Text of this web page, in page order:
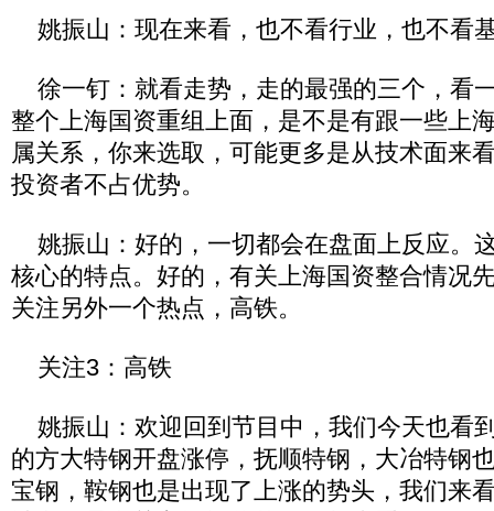
姚振山：现在来看，也不看行业，也不看
徐一钉：就看走势，走的最强的三个，看
整个上海国资重组上面，是不是有跟一些上
属关系，你来选取，可能更多是从技术面来
投资者不占优势。
姚振山：好的，一切都会在盘面上反应。
核心的特点。好的，有关上海国资整合情况
关注另外一个热点，高铁。
关注3：高铁
姚振山：欢迎回到节目中，我们今天也看
的方大特钢开盘涨停，抚顺特钢，大冶特钢
宝钢，鞍钢也是出现了上涨的势头，我们来